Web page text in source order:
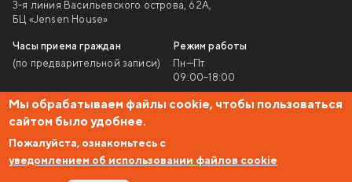
3-я линия Васильевского острова, 62А,
БЦ «Jensen House»
Часы приема граждан
(по предварительной записи)
Режим работы
Пн—Пт
09:00–18:00
Политика приватности
Информация об охране труда
© ООО «УК «ЛЕГЕНДА КОМФОРТ»
Мы обрабатываем файлы cookie, чтобы пользоваться
сайтом было удобнее.
Пожалуйста, ознакомьтесь с
уведомлением об использовании файлов cookie